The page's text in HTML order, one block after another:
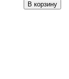
В корзину